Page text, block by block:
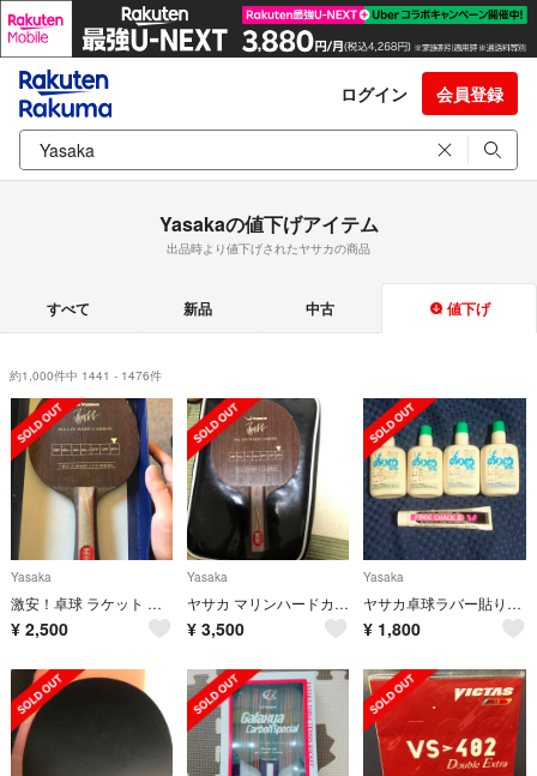
ログイン 会員登録
Yasakaの値下げアイテム
出品時より値下げされたヤサカの商品
すべて 新品 中古 値下げ
約1,000件中 1441 - 1476件
Yasaka
激安！卓球 ラケット 馬琳ハードカーボン
¥ 2,500
Yasaka
ヤサカ マリンハードカーボン
¥ 3,500
Yasaka
ヤサカ卓球ラバー貼り用 接着剤 のり助さん
¥ 1,800